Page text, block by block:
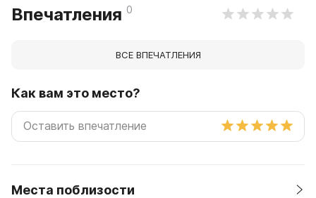
Впечатления 0
ВСЕ ВПЕЧАТЛЕНИЯ
Как вам это место?
Места поблизости